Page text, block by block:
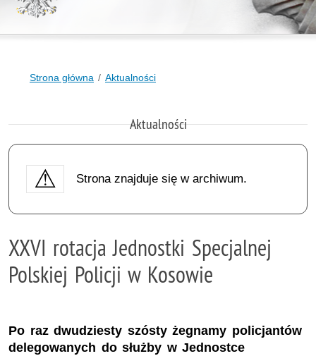
Strona główna Aktualności
Aktualności
Strona znajduje się w archiwum.
XXVI rotacja Jednostki Specjalnej
Polskiej Policji w Kosowie
Po raz dwudziesty szósty żegnamy policjantów
delegowanych do służby w Jednostce